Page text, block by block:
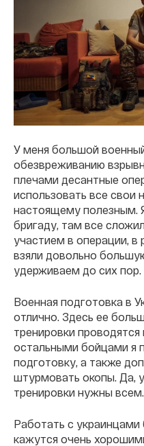
У меня большой
обезвреживанию
плечами десантные
использовать все свои
настоящему полезным.
бригаду, там все
участием в операции, в
взяли довольно
удерживаем до сих пор.
Военная подготовка в
отлично. Здесь ее
тренировки
остальными бойцами я
подготовку, а также
штурмовать окопы. Да,
тренировки нужны всем.
Работать с
кажутся очень